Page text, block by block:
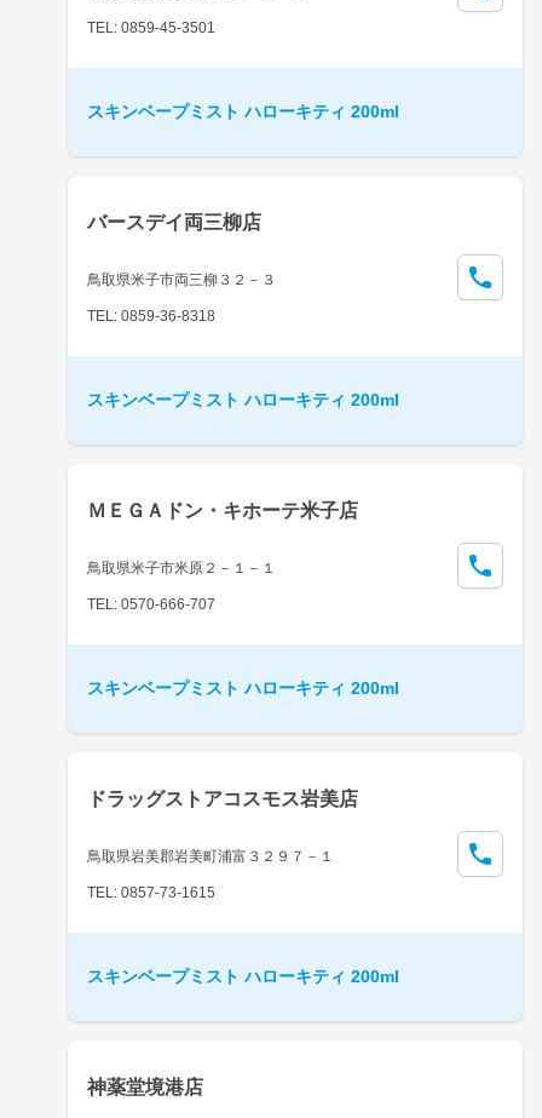
TEL: 0859-45-3501
スキンベープミスト ハローキティ 200ml
バースデイ両三柳店
鳥取県米子市両三柳３２－３
TEL: 0859-36-8318
スキンベープミスト ハローキティ 200ml
ＭＥＧＡドン・キホーテ米子店
鳥取県米子市米原２－１－１
TEL: 0570-666-707
スキンベープミスト ハローキティ 200ml
ドラッグストアコスモス岩美店
鳥取県岩美郡岩美町浦富３２９７－１
TEL: 0857-73-1615
スキンベープミスト ハローキティ 200ml
神薬堂境港店